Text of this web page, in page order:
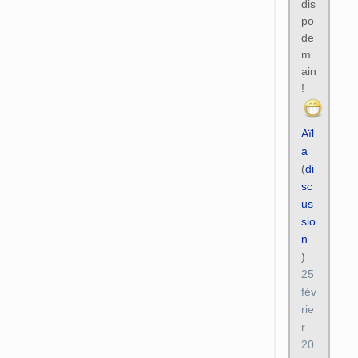
dis
po
de
m
ain
!
Aïl
a
(di
sc
us
sio
n
)
25
fév
rie
r
20